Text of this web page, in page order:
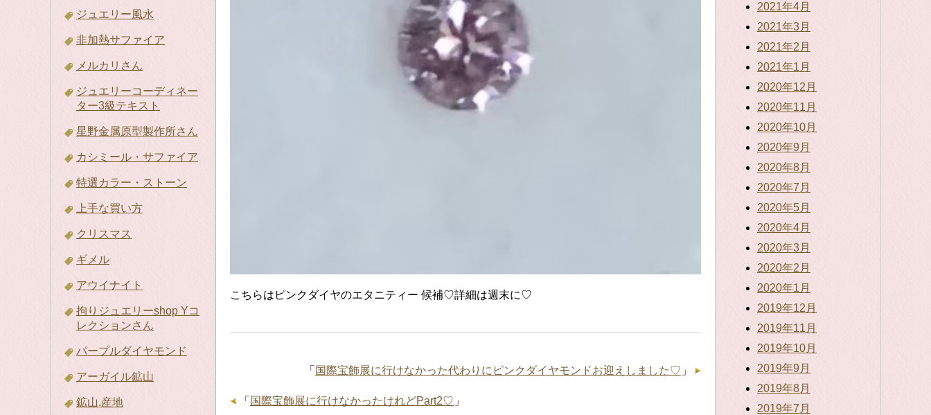
ジュエリー風水
非加熱サファイア
メルカリさん
ジュエリーコーディネー
ター3級テキスト
星野金属原型製作所さん
カシミール・サファイア
特選カラー・ストーン
上手な買い方
クリスマス
ギメル
アウイナイト
拘りジュエリーshop Yコ
レクションさん
パープルダイヤモンド
アーガイル鉱山
鉱山.産地
こちらはピンクダイヤのエタニティー 候補♡詳細は週末に♡
「 国際宝飾展に行けなかった代わりにピンクダイヤモンドお迎えしました♡ 」
「 国際宝飾展に行けなかったけれどPart2♡ 」
2021年4月
2021年3月
2021年2月
2021年1月
2020年12月
2020年11月
2020年10月
2020年9月
2020年8月
2020年7月
2020年5月
2020年4月
2020年3月
2020年2月
2020年1月
2019年12月
2019年11月
2019年10月
2019年9月
2019年8月
2019年7月